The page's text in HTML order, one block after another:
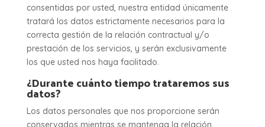
consentidas por usted, nuestra entidad únicamente
tratará los datos estrictamente necesarios para la
correcta gestión de la relación contractual y/o
prestación de los servicios, y serán exclusivamente
los que usted nos haya facilitado.
¿Durante cuánto tiempo trataremos sus
datos?
Los datos personales que nos proporcione serán
conservados mientras se mantenga la relación